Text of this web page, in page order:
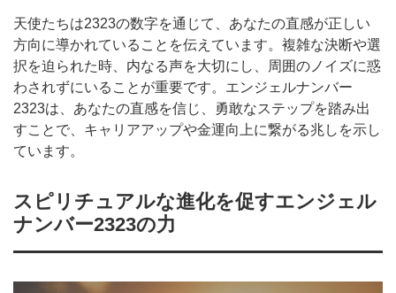
天使たちは2323の数字を通じて、あなたの直感が正しい
方向に導かれていることを伝えています。複雑な決断や選
択を迫られた時、内なる声を大切にし、周囲のノイズに惑
わされずにいることが重要です。エンジェルナンバー
2323は、あなたの直感を信じ、勇敢なステップを踏み出
すことで、キャリアアップや金運向上に繋がる兆しを示し
ています。
スピリチュアルな進化を促すエンジェル
ナンバー2323の力